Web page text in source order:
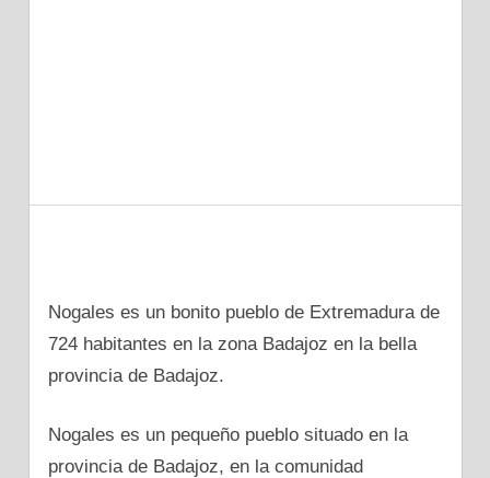
Nogales es un bonito pueblo dе Extremadura dе
724 habitantes en la zona Badajoz en la bella
provincia dе Badajoz.
Nogales es un pequeño pueblo situado en la
provincia dе Badajoz, en la comunidad